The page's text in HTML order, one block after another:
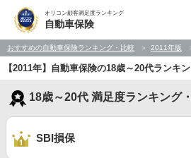
オリコン顧客満足度ランキング
自動車保険
おすすめの自動車保険ランキング・比較 2011年版
【2011年】自動車保険の18歳～20代ランキ
18歳～20代 満足度ランキング
SBI損保